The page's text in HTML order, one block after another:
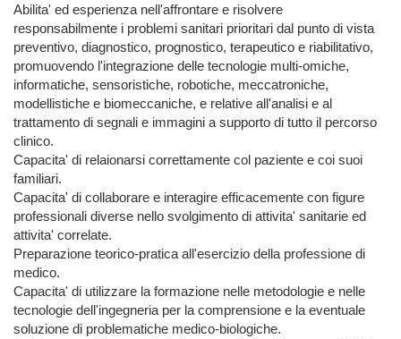
Abilita' ed esperienza nell'affrontare e risolvere
responsabilmente i problemi sanitari prioritari dal punto di vista
preventivo, diagnostico, prognostico, terapeutico e riabilitativo,
promuovendo l'integrazione delle tecnologie multi-omiche,
informatiche, sensoristiche, robotiche, meccatroniche,
modellistiche e biomeccaniche, e relative all'analisi e al
trattamento di segnali e immagini a supporto di tutto il percorso
clinico.
Capacita' di relaionarsi correttamente col paziente e coi suoi
familiari.
Capacita' di collaborare e interagire efficacemente con figure
professionali diverse nello svolgimento di attivita' sanitarie ed
attivita' correlate.
Preparazione teorico-pratica all'esercizio della professione di
medico.
Capacita' di utilizzare la formazione nelle metodologie e nelle
tecnologie dell'ingegneria per la comprensione e la eventuale
soluzione di problematiche medico-biologiche.